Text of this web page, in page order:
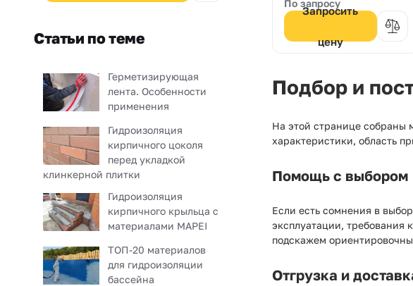
Статьи по теме
Герметизирующая
лента. Особенности
применения
Гидроизоляция
кирпичного цоколя
перед укладкой
клинкерной плитки
Гидроизоляция
кирпичного крыльца с
материалами MAPEI
ТОП-20 материалов
для гидроизоляции
бассейна
и гидроизоляции
деформационных швов и
трещин, которые
подвергаются движениям
По запросу
Запросить
цену
Подбор и
На этой странице собраны
характеристики, область
Помощь с выбором
Если есть сомнения в
эксплуатации, требования
подскажем
Отгрузка и